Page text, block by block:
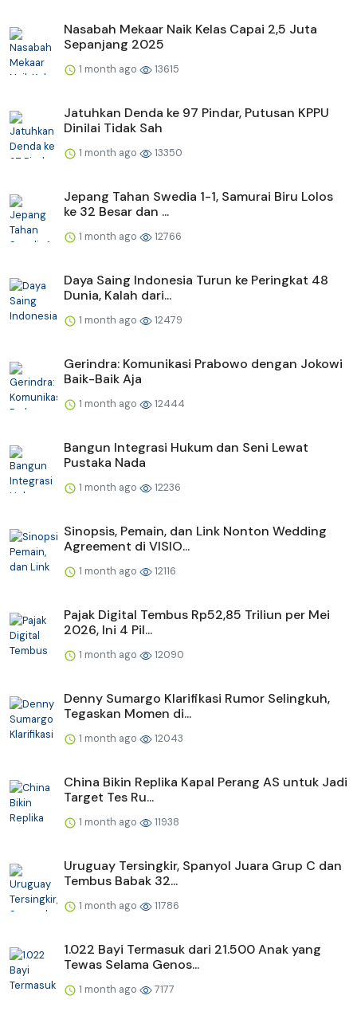
Nasabah Mekaar Naik Kelas Capai 2,5 Juta
Sepanjang 2025
1 month ago 13615
Jatuhkan Denda ke 97 Pindar, Putusan KPPU
Dinilai Tidak Sah
1 month ago 13350
Jepang Tahan Swedia 1-1, Samurai Biru Lolos
ke 32 Besar dan ...
1 month ago 12766
Daya Saing Indonesia Turun ke Peringkat 48
Dunia, Kalah dari...
1 month ago 12479
Gerindra: Komunikasi Prabowo dengan Jokowi
Baik-Baik Aja
1 month ago 12444
Bangun Integrasi Hukum dan Seni Lewat
Pustaka Nada
1 month ago 12236
Sinopsis, Pemain, dan Link Nonton Wedding
Agreement di VISIO...
1 month ago 12116
Pajak Digital Tembus Rp52,85 Triliun per Mei
2026, Ini 4 Pil...
1 month ago 12090
Denny Sumargo Klarifikasi Rumor Selingkuh,
Tegaskan Momen di...
1 month ago 12043
China Bikin Replika Kapal Perang AS untuk Jadi
Target Tes Ru...
1 month ago 11938
Uruguay Tersingkir, Spanyol Juara Grup C dan
Tembus Babak 32...
1 month ago 11786
1.022 Bayi Termasuk dari 21.500 Anak yang
Tewas Selama Genos...
1 month ago 7177